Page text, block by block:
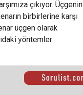
çıkıyor. Üçgenin
birbirlerine karşı
üçgen olarak
yöntemler